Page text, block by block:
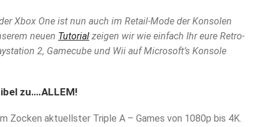
Xbox One ist nun auch im Retail-Mode der Konsolen
neuen Tutorial zeigen wir wie einfach Ihr eure Retro-
2, Gamecube und Wii auf Microsoft’s Konsole
zu….ALLEM!
Zocken aktuellster Triple A – Games von 1080p bis 4K.